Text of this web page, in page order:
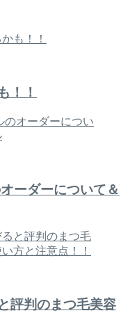
！！
ーダーについて＆
評判のまつ毛美容